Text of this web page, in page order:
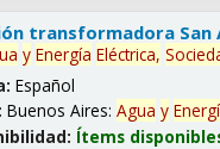
transformadora
y Energía Eléctrica,
Español
Buenos Aires:Agua y
Ítems